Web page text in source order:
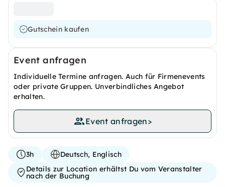
Gutschein kaufen
Event anfragen
Individuelle Termine anfragen. Auch für Firmenevents
oder private Gruppen. Unverbindliches Angebot
erhalten.
Event anfragen>
3h
Deutsch, Englisch
Details zur Location erhältst Du vom Veranstalter
nach der Buchung